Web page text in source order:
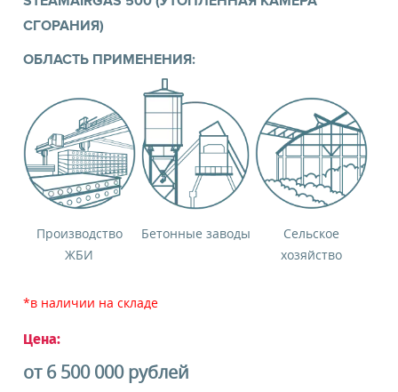
СГОРАНИЯ)
ОБЛАСТЬ ПРИМЕНЕНИЯ:
Производство
ЖБИ
Бетонные заводы
Сельское
хозяйство
*в наличии на складе
Цена:
от 6 500 000 рублей